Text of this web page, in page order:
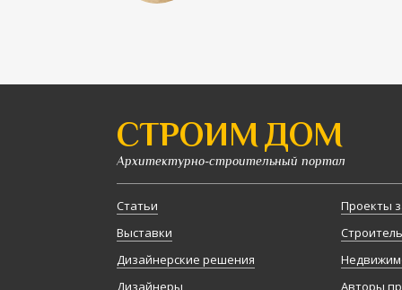
СТРОИМ ДОМ
Архитектурно-строительный портал
Статьи
Выставки
Дизайнерские решения
Дизайнеры
Проекты
Авторы